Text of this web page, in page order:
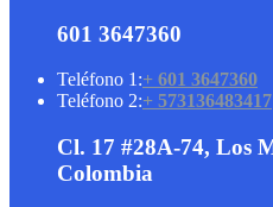
601 3647360
Teléfono 1:+ 601 3647360
Teléfono 2:+ 573136483417
Cl. 17 #28A-74, Los
Colombia